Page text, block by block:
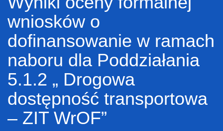
wniosków o
dofinansowanie w ramach
naboru dla Poddziałania
5.1.2 „ Drogowa
dostępność transportowa
– ZIT WrOF”